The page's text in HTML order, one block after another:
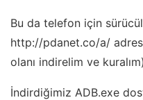
Bu da telefon için
http://pdanet.co/a/
olanı indirelim ve kuralım)
İndirdiğimiz ADB.exe